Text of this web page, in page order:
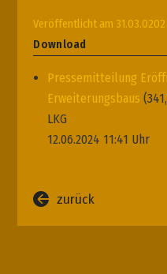
Veröffentlicht am 31.03.0202
Download
Pressemitteilung
Erweiterungsbaus
LKG
12.06.2024 11:41 Uhr
zurück